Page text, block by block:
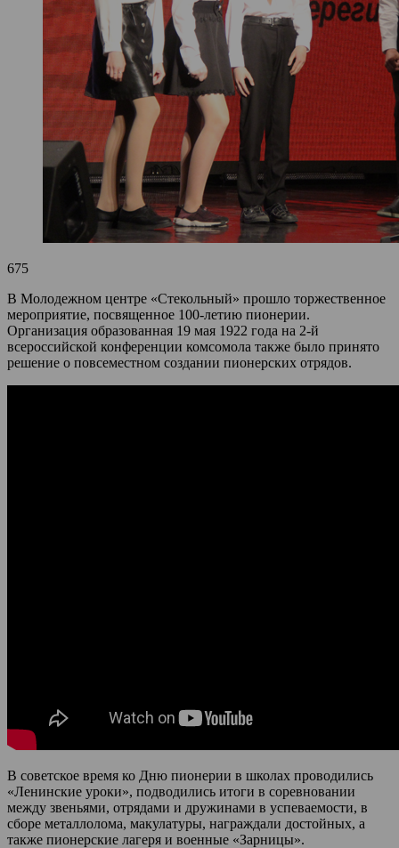
675
В Молодежном центре «Стекольный» прошло торжественное
мероприятие, посвященное 100-летию пионерии.
Организация образованная 19 мая 1922 года на 2-й
всероссийской конференции комсомола также было принято
решение о повсеместном создании пионерских отрядов.
В советское время ко Дню пионерии в школах проводились
«Ленинские уроки», подводились итоги в соревновании
между звеньями, отрядами и дружинами в успеваемости, в
сборе металлолома, макулатуры, награждали достойных, а
также пионерские лагеря и военные «Зарницы».